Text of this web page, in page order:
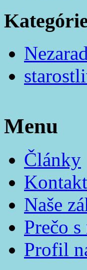
Menu
Články
Kontakt
Naše
Prečo
Profil